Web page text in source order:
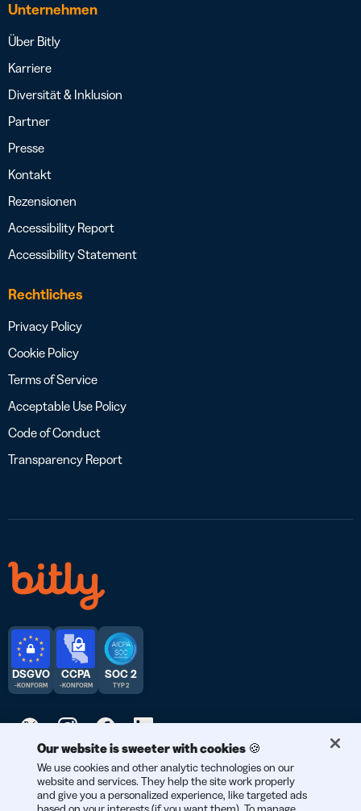
Unternehmen
Über Bitly
Karriere
Diversität & Inklusion
Partner
Presse
Kontakt
Rezensionen
Accessibility Report
Accessibility Statement
Rechtliches
Privacy Policy
Cookie Policy
Terms of Service
Acceptable Use Policy
Code of Conduct
Transparency Report
© 2025 Bitly | Entwickelt mit Liebe in New York City, Denver,
Berlin und der ganzen Welt.
DSGVO
-KONFORM
CCPA
-KONFORM
SOC 2
TYP 2
Our website is sweeter with cookies 🍪
We use cookies and other analytic technologies on our
website and services. They help the site work properly
and give you a personalized experience, like targeted ads